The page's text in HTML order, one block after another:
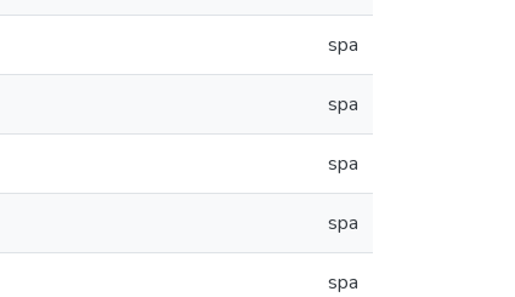
spa
spa
spa
spa
spa